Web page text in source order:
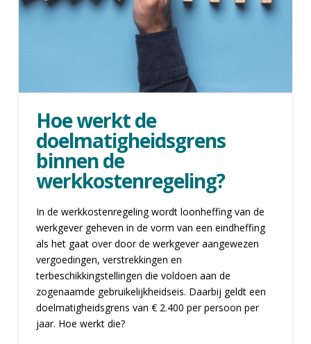
Hoe werkt de
doelmatigheidsgrens
binnen de
werkkostenregeling?
In de werkkostenregeling wordt loonheffing van de
werkgever geheven in de vorm van een eindheffing
als het gaat over door de werkgever aangewezen
vergoedingen, verstrekkingen en
terbeschikkingstellingen die voldoen aan de
zogenaamde gebruikelijkheidseis. Daarbij geldt een
doelmatigheidsgrens van € 2.400 per persoon per
jaar. Hoe werkt die?